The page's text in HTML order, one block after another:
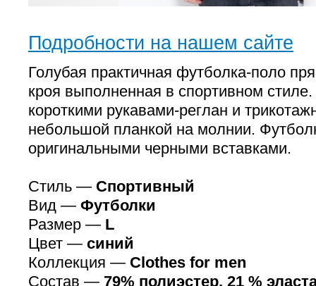
Подробности на нашем сайте
Голубая практичная футболка-поло
кроя выполненная в спортивном
короткими рукавами-реглан и
небольшой планкой на молнии.
оригинальными черными вставками.
Стиль — Спортивный
Вид — Футболки
Размер — L
Цвет — синий
Коллекция — Clothes for men
Состав — 79% полиэстер, 21 %